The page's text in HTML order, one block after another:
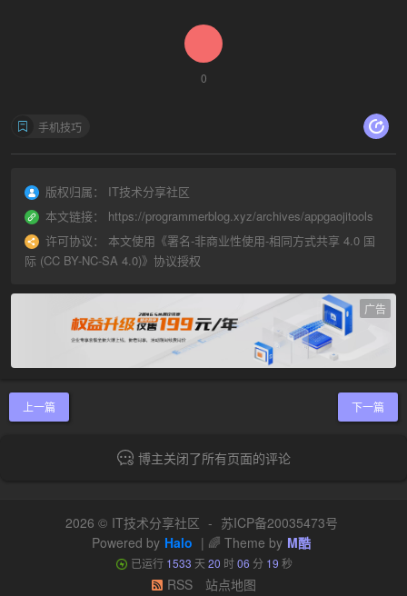
0
手机技巧
版权归属：
IT技术分享社区
本文链接：
https://programmerblog.xyz/archives/appgaojitools
许可协议：
本文使用《署名-非商业性使用-相同方式共享 4.0 国
际 (CC BY-NC-SA 4.0)》协议授权
广告
上一篇 下一篇
博主关闭了所有页面的评论
2026 © IT技术分享社区 - 苏ICP备20035473号
Powered by Halo | 🌈 Theme by M酷
已运行 1533 天 20 时06 分 20 秒
RSS 站点地图